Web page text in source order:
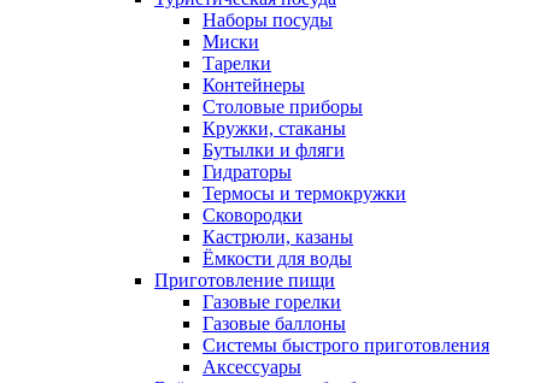
Наборы посуды
Миски
Тарелки
Контейнеры
Столовые приборы
Кружки, стаканы
Бутылки и фляги
Гидраторы
Термосы и термокружки
Сковородки
Кастрюли, казаны
Ёмкости для воды
Приготовление пищи
Газовые горелки
Газовые баллоны
Системы быстрого приготовления
Аксессуары